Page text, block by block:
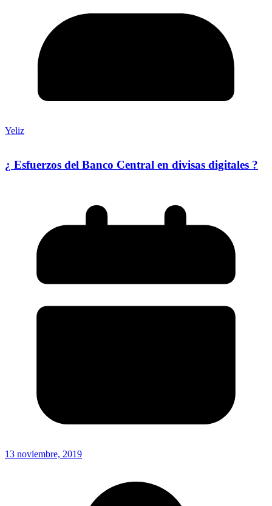
Yeliz
¿ Esfuerzos del Banco Central en divisas digitales ?
13 noviembre, 2019